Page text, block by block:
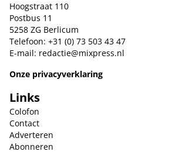
Hoogstraat 110
Postbus 11
5258 ZG Berlicum
Telefoon: +31 (0) 73 503 43 47
E-mail: redactie@mixpress.nl
Onze privacyverklaring
Links
Colofon
Contact
Adverteren
Abonneren